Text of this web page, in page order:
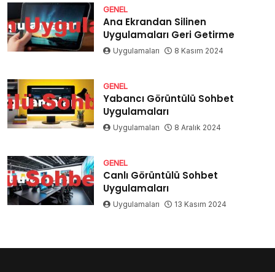
GENEL
Ana Ekrandan Silinen
Uygulamaları Geri Getirme
Uygulamaları 8 Kasım 2024
GENEL
Yabancı Görüntülü Sohbet
Uygulamaları
Uygulamaları 8 Aralık 2024
GENEL
Canlı Görüntülü Sohbet
Uygulamaları
Uygulamaları 13 Kasım 2024